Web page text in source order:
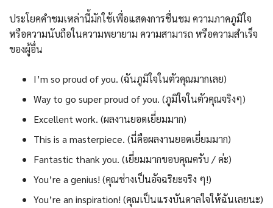
ประโยคคำชมเหล่านี้มักใช้เพื่อแสดงการชื่นชม ความภาคภูมิใจ
หรือความนับถือในความพยายาม ความสามารถ หรือความสำเร็จ
ของผู้อื่น
I’m so proud of you. (ฉันภูมิใจในตัวคุณมากเลย)
Way to go super proud of you. (ภูมิใจในตัวคุณจริงๆ)
Excellent work. (ผลงานยอดเยี่ยมมาก)
This is a masterpiece. (นี่คือผลงานยอดเยี่ยมมาก)
Fantastic thank you. (เยี่ยมมากขอบคุณครับ / ค่ะ)
You’re a genius! (คุณช่างเป็นอัจฉริยะจริง ๆ!)
You’re an inspiration! (คุณเป็นแรงบันดาลใจให้ฉันเลยนะ)